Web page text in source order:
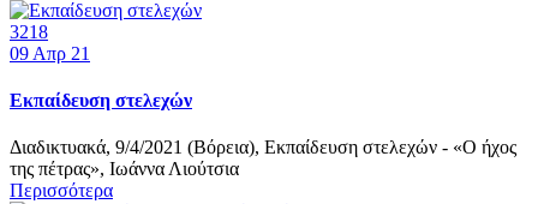
3218
09 Απρ 21
Εκπαίδευση στελεχών
Διαδικτυακά, 9/4/2021 (Βόρεια), Εκπαίδευση στελεχών - «Ο ήχος
της πέτρας», Ιωάννα Λιούτσια
Περισσότερα